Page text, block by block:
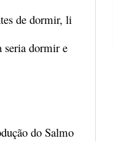
de dormir, li
seria dormir e
do Salmo